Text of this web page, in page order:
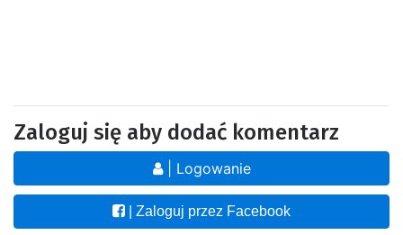
Zaloguj się aby dodać komentarz
| Logowanie
| Zaloguj przez Facebook